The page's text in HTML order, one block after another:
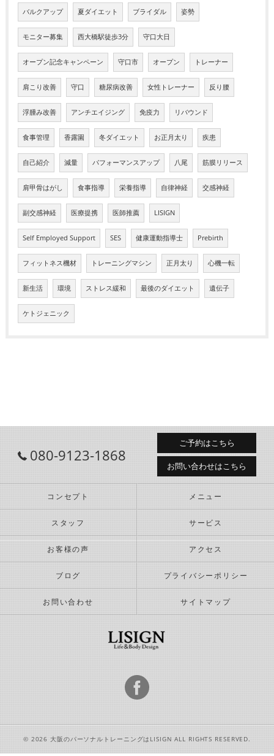
バルクアップ 夏ダイエット ブライダル 姿勢
モニター募集 西大橋駅徒歩3分 守口大日
オープン記念キャンペーン 守口市 オープン トレーナー
肩こり改善 守口 糖尿病改善 女性トレーナー 反り腰
浮腫み改善 アンチエイジング 免疫力 リバウンド
食事管理 香露園 冬ダイエット お正月太り 疾患
自己紹介 減量 パフォーマンスアップ 八尾 筋膜リリース
肩甲骨はがし 食事指導 栄養指導 自律神経 交感神経
副交感神経 医療提携 医師推薦 LISIGN
Self Employed Support SES 健康運動指導士 Prebirth
フィットネス機材 トレーニングマシン 正月太り 心機一転
新生活 環境 ストレス緩和 最後のダイエット 遺伝子
ケトジェニック
080-9123-1868
ご予約はこちら
お問い合わせはこちら
コンセプト メニュー
スタッフ サービス
お客様の声 アクセス
ブログ プライバシーポリシー
お問い合わせ サイトマップ
© 2026 大阪のパーソナルトレーニングはLISIGN ALL RIGHTS RESERVED.